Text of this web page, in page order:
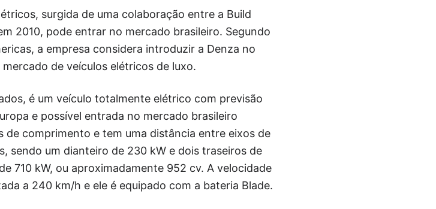
surgida de uma colaboração entre a Build
2010, pode entrar no mercado brasileiro. Segundo
a empresa considera introduzir a Denza no
de veículos elétricos de luxo.
é um veículo totalmente elétrico com previsão
e possível entrada no mercado brasileiro
de comprimento e tem uma distância entre eixos de
sendo um dianteiro de 230 kW e dois traseiros de
710 kW, ou aproximadamente 952 cv. A velocidade
a 240 km/h e ele é equipado com a bateria Blade.